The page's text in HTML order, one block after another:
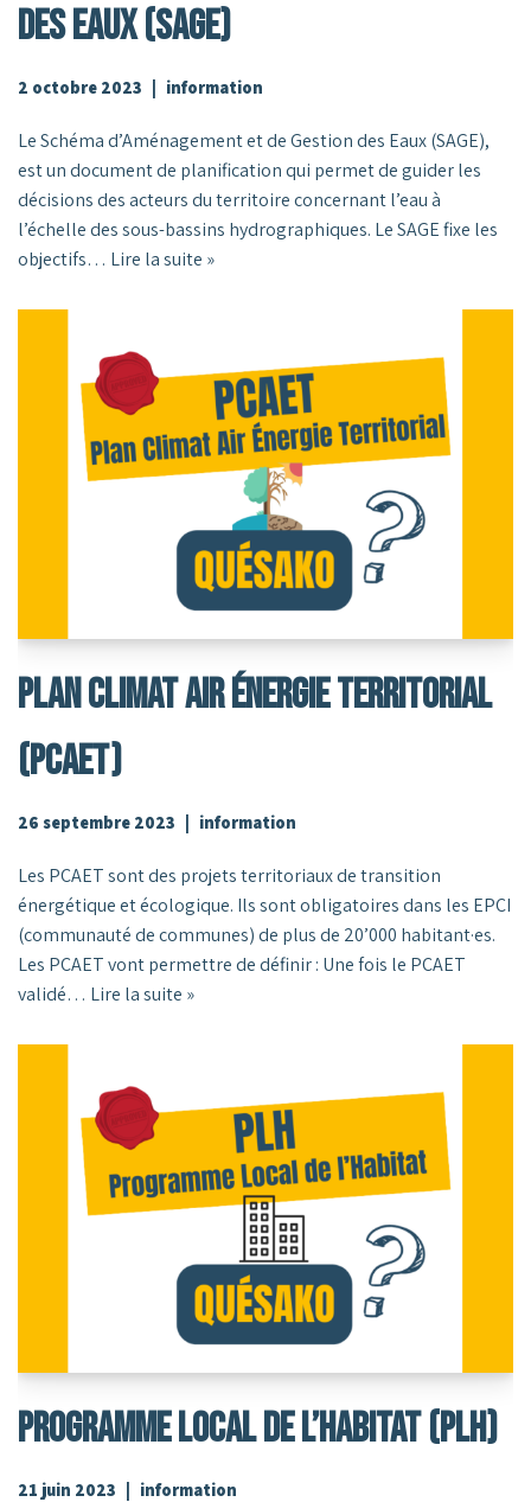
Des Eaux (SAGE)
2 octobre 2023 information
Le Schéma d’Aménagement et de Gestion des Eaux (SAGE),
est un document de planification qui permet de guider les
décisions des acteurs du territoire concernant l’eau à
l’échelle des sous-bassins hydrographiques. Le SAGE fixe les
objectifs… Lire la suite »
PLAN CLIMAT AIR ÉNERGIE TERRITORIAL
(PCAET)
26 septembre 2023 information
Les PCAET sont des projets territoriaux de transition
énergétique et écologique. Ils sont obligatoires dans les EPCI
(communauté de communes) de plus de 20’000 habitant·es.
Les PCAET vont permettre de définir : Une fois le PCAET
validé… Lire la suite »
PROGRAMME Local De L’Habitat (PLH)
21 juin 2023 information